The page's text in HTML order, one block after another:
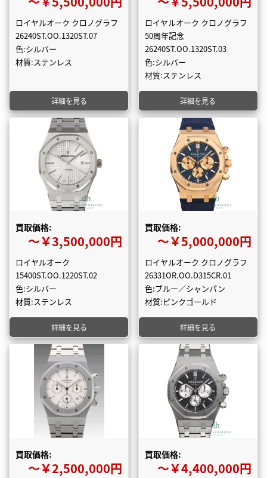
ロイヤルオーク クロノグラフ
26240ST.OO.1320ST.07
色:シルバー
材質:ステンレス
詳細を見る
ロイヤルオーク クロノグラフ
50周年記念
26240ST.OO.1320ST.03
色:シルバー
材質:ステンレス
詳細を見る
買取価格:
〜￥3,500,000円
ロイヤルオーク
15400ST.OO.1220ST.02
色:シルバー
材質:ステンレス
詳細を見る
買取価格:
〜￥5,000,000円
ロイヤルオーク クロノグラフ
26331OR.OO.D315CR.01
色:ブルー／シャンパン
材質:ピンクゴールド
詳細を見る
買取価格:
〜￥2,500,000円
買取価格:
〜￥4,400,000円